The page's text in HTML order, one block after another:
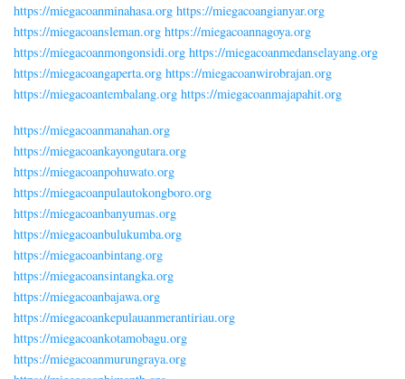
https://miegacoanminahasa.org https://miegacoangianyar.org
https://miegacoansleman.org https://miegacoannagoya.org
https://miegacoanmongonsidi.org https://miegacoanmedanselayang.org
https://miegacoangaperta.org https://miegacoanwirobrajan.org
https://miegacoantembalang.org https://miegacoanmajapahit.org
https://miegacoanmanahan.org
https://miegacoankayongutara.org
https://miegacoanpohuwato.org
https://miegacoanpulautokongboro.org
https://miegacoanbanyumas.org
https://miegacoanbulukumba.org
https://miegacoanbintang.org
https://miegacoansintangka.org
https://miegacoanbajawa.org
https://miegacoankepulauanmerantiriau.org
https://miegacoankotamobagu.org
https://miegacoanmurungraya.org